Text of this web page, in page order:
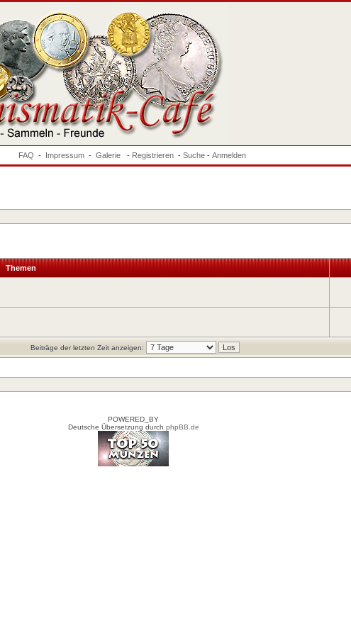
FAQ - Impressum - Galerie - Registrieren - Suche - Anmelden
Themen
Beiträge der letzten Zeit anzeigen:
POWERED_BY
Deutsche Übersetzung durch phpBB.de